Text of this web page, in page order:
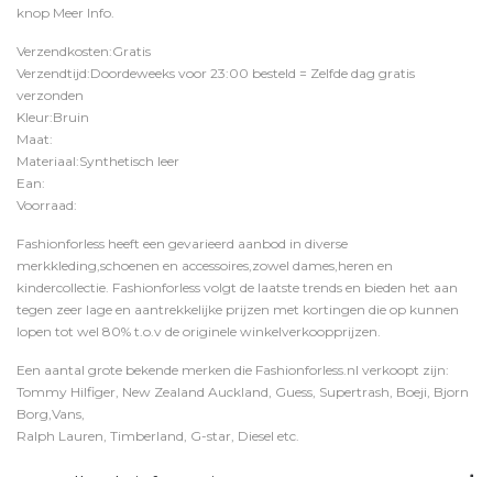
knop Meer Info
Verzendkosten:Gratis
Verzendtijd:Doordeweeks voor 23:00 besteld = Zelfde dag gratis
verzonden
Kleur:Bruin
Maat:
Materiaal:Synthetisch leer
Ean:
Voorraad:
Fashionforless heeft een gevarieerd aanbod in diverse
merkkleding,schoenen en accessoires,zowel dames,heren en
kindercollectie. Fashionforless volgt de laatste trends en bieden het aan
tegen zeer lage en aantrekkelijke prijzen met kortingen die op kunnen
lopen tot wel 80% t.o.v de originele winkelverkoopprijzen.
Een aantal grote bekende merken die Fashionforless.nl verkoopt zijn:
Tommy Hilfiger, New Zealand Auckland, Guess, Supertrash, Boeji, Bjorn
Borg,Vans,
Ralph Lauren, Timberland, G-star, Diesel etc.